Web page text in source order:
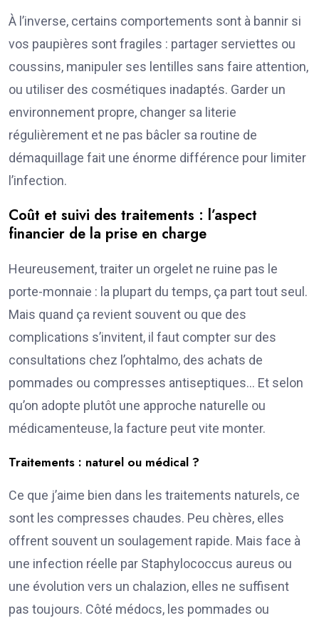
À l’inverse, certains comportements sont à bannir si
vos paupières sont fragiles : partager serviettes ou
coussins, manipuler ses lentilles sans faire attention,
ou utiliser des cosmétiques inadaptés. Garder un
environnement propre, changer sa literie
régulièrement et ne pas bâcler sa routine de
démaquillage fait une énorme différence pour limiter
l’infection.
Coût et suivi des traitements : l’aspect
financier de la prise en charge
Heureusement, traiter un orgelet ne ruine pas le
porte-monnaie : la plupart du temps, ça part tout seul.
Mais quand ça revient souvent ou que des
complications s’invitent, il faut compter sur des
consultations chez l’ophtalmo, des achats de
pommades ou compresses antiseptiques… Et selon
qu’on adopte plutôt une approche naturelle ou
médicamenteuse, la facture peut vite monter.
Traitements : naturel ou médical ?
Ce que j’aime bien dans les traitements naturels, ce
sont les compresses chaudes. Peu chères, elles
offrent souvent un soulagement rapide. Mais face à
une infection réelle par Staphylococcus aureus ou
une évolution vers un chalazion, elles ne suffisent
pas toujours. Côté médocs, les pommades ou